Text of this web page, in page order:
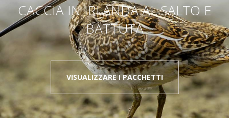
CACCIA IN IRLANDA AL SALTO E
BATTUTA
VISUALIZZARE I PACCHETTI